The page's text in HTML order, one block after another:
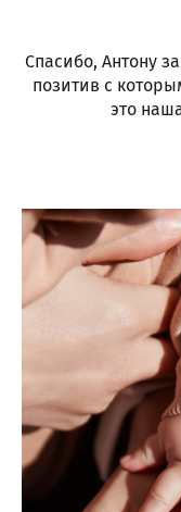
Спасибо, Антону
позитив с
это